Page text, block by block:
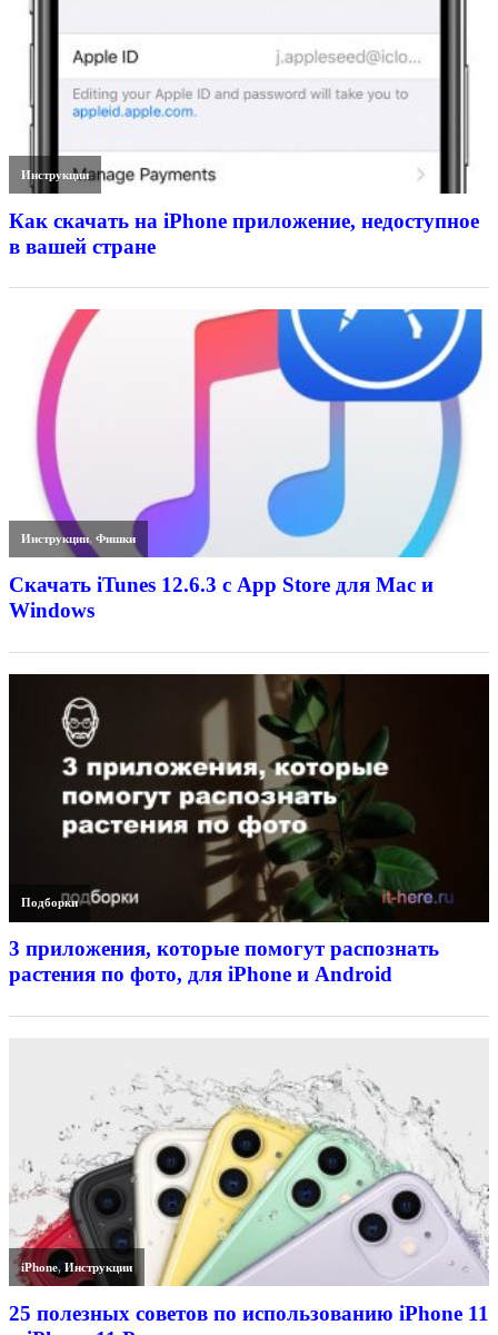
Инструкции
Как скачать на iPhone приложение, недоступное
в вашей стране
Инструкции,Фишки
Скачать iTunes 12.6.3 с App Store для Mac и
Windows
Подборки
3 приложения, которые помогут распознать
растения по фото, для iPhone и Android
iPhone,Инструкции
25 полезных советов по использованию iPhone 11